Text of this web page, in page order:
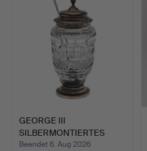
GEORGE III
SILBERMONTIERTES
KONFITÜRENGLAS…
Beendet 6. Aug 2026